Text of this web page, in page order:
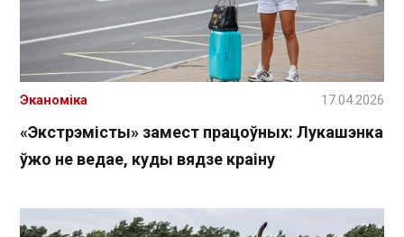
«Экстрэмісты» замест працоўных: Лукашэнка
ўжо не ведае, куды вядзе краіну
Эканоміка 17.04.2026